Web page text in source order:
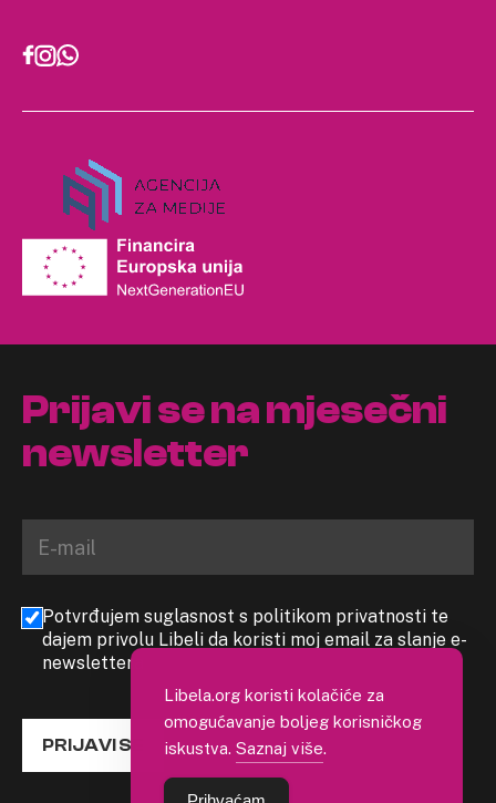
Prijavi se na mjesečni
newsletter
Potvrđujem suglasnost s politikom privatnosti te
dajem privolu Libeli da koristi moj email za slanje e-
newslettera
PRIJAVI SE
Libela.org koristi kolačiće za
omogućavanje boljeg korisničkog
iskustva. Saznaj više.